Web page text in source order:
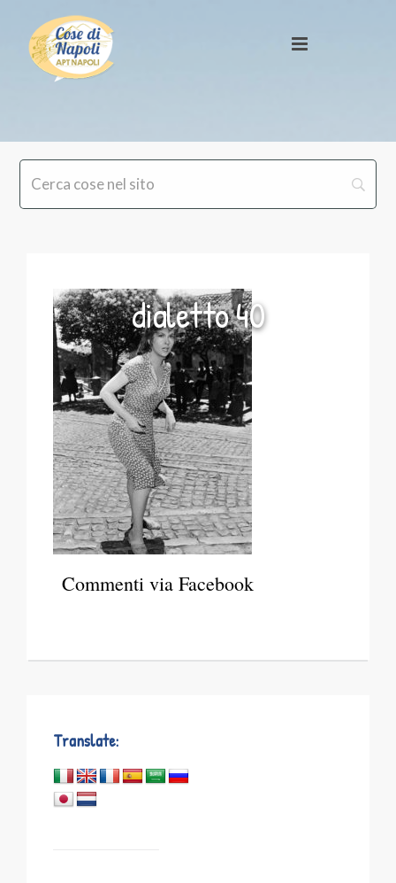
dialetto 40
Commenti via Facebook
Translate: